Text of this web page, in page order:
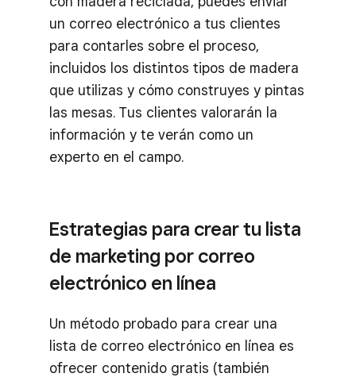
un correo electrónico a tus clientes
para contarles sobre el proceso,
incluidos los distintos tipos de madera
que utilizas y cómo construyes y pintas
las mesas. Tus clientes valorarán la
información y te verán como un
experto en el campo.
Estrategias para crear tu lista
de marketing por correo
electrónico en línea
Un método probado para crear una
lista de correo electrónico en línea es
ofrecer contenido gratis (también